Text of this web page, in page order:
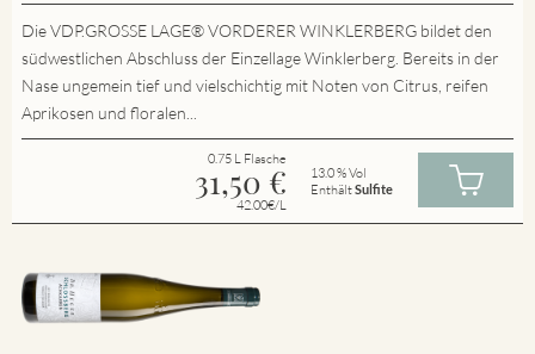
Die VDP.GROSSE LAGE® VORDERER WINKLERBERG bildet den
südwestlichen Abschluss der Einzellage Winklerberg. Bereits in der
Nase ungemein tief und vielschichtig mit Noten von Citrus, reifen
Aprikosen und floralen...
0.75 L Flasche
31,50 €
42.00€/L
13.0 % Vol
EnthältSulfite